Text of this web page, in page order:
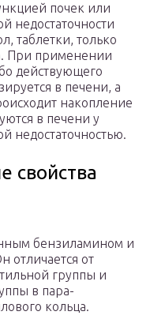
почек или
недостаточности
таблетки, только
При применении
действующего
в печени, а
накопление
в печени у
недостаточностью.
свойства
бензиламином и
отличается от
группы и
в пара-
кольца.